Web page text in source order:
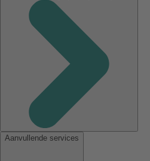
Aanvullende services